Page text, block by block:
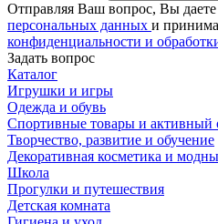
Отправляя Ваш вопрос, Вы даете
персональных данных и
конфиденциальности и
Задать вопрос
Каталог
Игрушки и игры
Одежда и обувь
Спортивные товары и активный
Творчество, развитие и обучение
Декоративная косметика и
Школа
Прогулки и путешествия
Детская комната